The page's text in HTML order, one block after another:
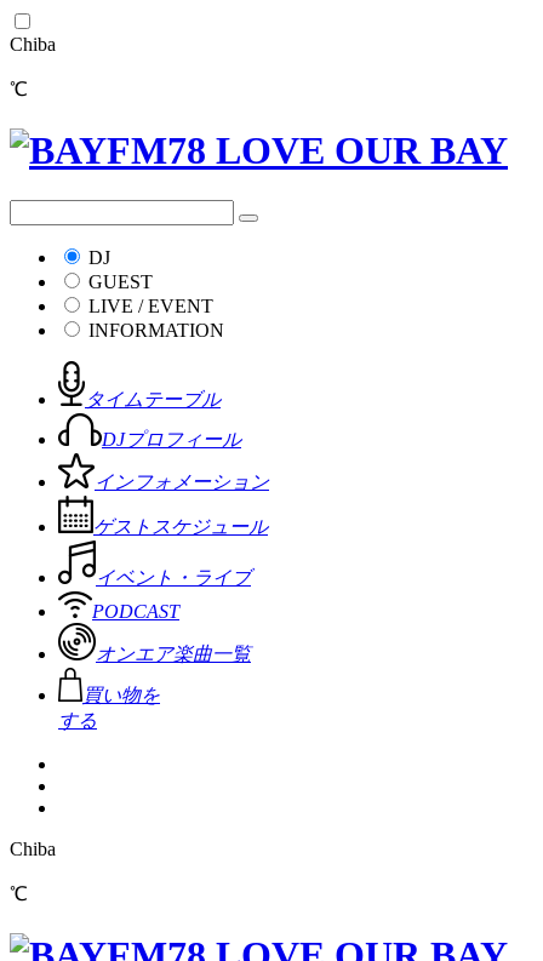
Chiba
℃
DJ
GUEST
LIVE / EVENT
INFORMATION
タイムテーブル
DJプロフィール
インフォメーション
ゲストスケジュール
イベント・ライブ
PODCAST
オンエア楽曲一覧
買い物を
する
Chiba
℃